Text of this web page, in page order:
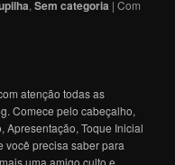
,Sem categoria |Com
atenção todas as
Comece pelo cabeçalho,
Apresentação, Toque Inicial
você precisa saber para
uma amigo culto e